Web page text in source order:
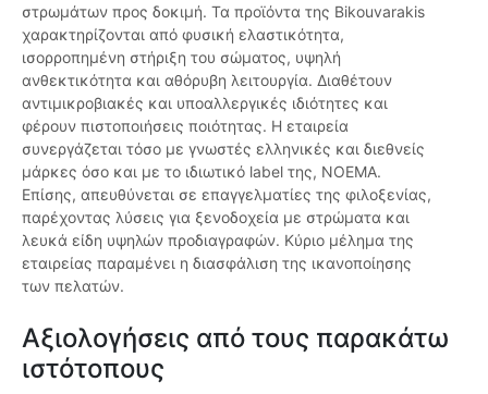
στρωμάτων προς δοκιμή. Τα προϊόντα της Bikouvarakis
χαρακτηρίζονται από φυσική ελαστικότητα,
ισορροπημένη στήριξη του σώματος, υψηλή
ανθεκτικότητα και αθόρυβη λειτουργία. Διαθέτουν
αντιμικροβιακές και υποαλλεργικές ιδιότητες και
φέρουν πιστοποιήσεις ποιότητας. Η εταιρεία
συνεργάζεται τόσο με γνωστές ελληνικές και διεθνείς
μάρκες όσο και με το ιδιωτικό label της, NOEMA.
Επίσης, απευθύνεται σε επαγγελματίες της φιλοξενίας,
παρέχοντας λύσεις για ξενοδοχεία με στρώματα και
λευκά είδη υψηλών προδιαγραφών. Κύριο μέλημα της
εταιρείας παραμένει η διασφάλιση της ικανοποίησης
των πελατών.
Αξιολογήσεις από τους παρακάτω
ιστότοπους